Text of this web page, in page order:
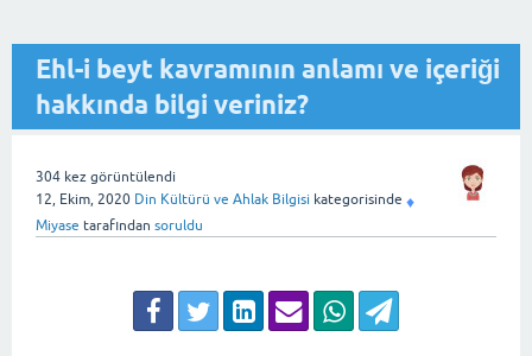
Ehl-i beyt kavramının anlamı ve içeriği
hakkında bilgi veriniz?
304 kez görüntülendi
12, Ekim, 2020 Din Kültürü ve Ahlak Bilgisi kategorisinde ♦
Miyase tarafından soruldu